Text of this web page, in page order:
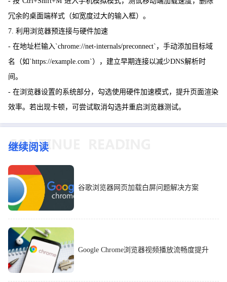
冗余的桌面端样式（如宽度过大的输入框）。
7. 利用浏览器预连接与硬件加速
- 在地址栏输入`chrome://net-internals/preconnect`，手动添加目标域
名（如`https://example.com`），建立早期连接以减少DNS解析时
间。
- 在浏览器设置的系统部分，勾选使用硬件加速模式，提升页面渲染
效率。若出现卡顿，可尝试取消勾选并重启浏览器测试。
继续阅读
谷歌浏览器网页加载白屏问题解决方案
Google Chrome浏览器视频播放流畅度提升